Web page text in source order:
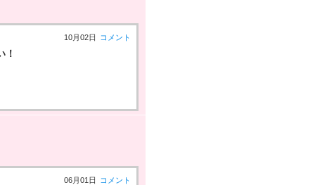
10月02日 コメント
！
06月01日 コメント